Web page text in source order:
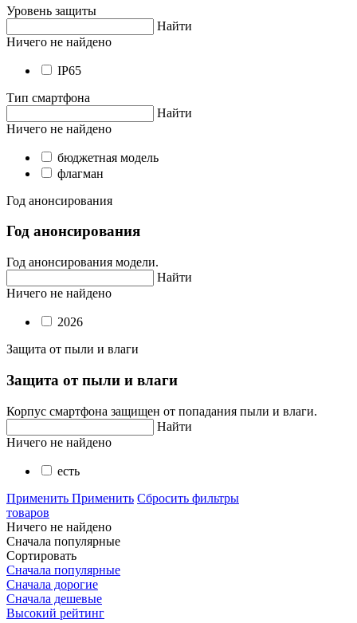
Уровень защиты
Найти
Ничего не найдено
IP65
Тип смартфона
Найти
Ничего не найдено
бюджетная модель
флагман
Год анонсирования
Год анонсирования
Год анонсирования модели.
Найти
Ничего не найдено
2026
Защита от пыли и влаги
Защита от пыли и влаги
Корпус смартфона защищен от попадания пыли и влаги.
Найти
Ничего не найдено
есть
Применить Применить Сбросить фильтры
товаров
Ничего не найдено
Сначала популярные
Сортировать
Сначала популярные
Сначала дорогие
Сначала дешевые
Высокий рейтинг